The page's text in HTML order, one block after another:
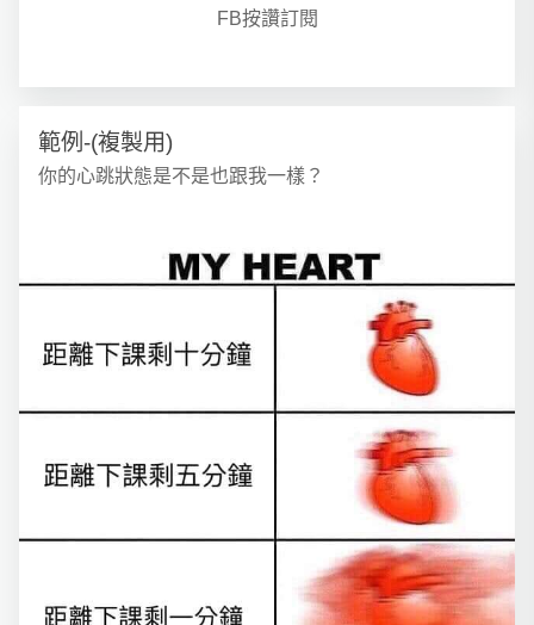
FB按讚訂閱
範例-(複製用)
你的心跳狀態是不是也跟我一樣？